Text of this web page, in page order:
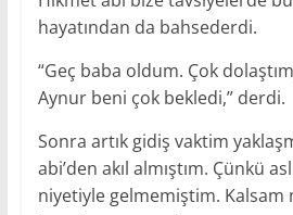
hayatından da bahsederdi.
“Geç baba oldum. Çok
Aynur beni çok bekledi,” derdi.
Sonra artık gidiş vaktim
abi’den akıl almıştım. Çünkü
niyetiyle gelmemiştim. Kalsam